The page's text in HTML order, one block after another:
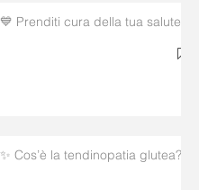
💙 Prenditi cura della tua salute!
✨ Cos’è la tendinopatia glutea?